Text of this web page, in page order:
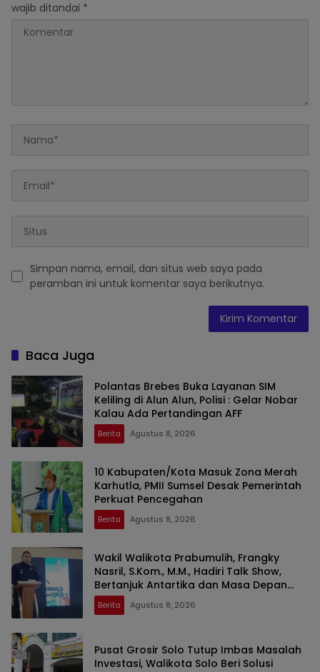
wajib ditandai *
Simpan nama, email, dan situs web saya pada
peramban ini untuk komentar saya berikutnya.
Baca Juga
Polantas Brebes Buka Layanan SIM
Keliling di Alun Alun, Polisi : Gelar Nobar
Kalau Ada Pertandingan AFF
Berita Agustus 8, 2026
10 Kabupaten/Kota Masuk Zona Merah
Karhutla, PMII Sumsel Desak Pemerintah
Perkuat Pencegahan
Berita Agustus 8, 2026
Wakil Walikota Prabumulih, Frangky
Nasril, S.Kom., M.M., Hadiri Talk Show,
Bertanjuk Antartika dan Masa Depan
Bumi di SMAN 2 Prabumulih
Berita Agustus 8, 2026
Pusat Grosir Solo Tutup Imbas Masalah
Investasi, Walikota Solo Beri Solusi